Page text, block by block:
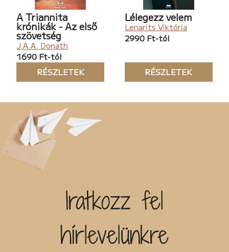
A Triannita
krónikák - Az első
szövetség
J.A.A. Donath
1690 Ft-tól
RÉSZLETEK
Lélegezz velem
Lenarits Viktória
2990 Ft-tól
RÉSZLETEK
Iratkozz fel
hírlevelünkre